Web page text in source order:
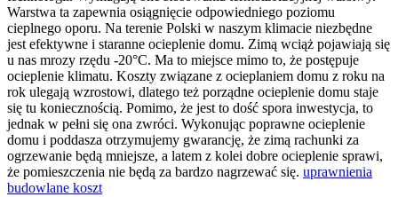
Warstwa ta zapewnia osiągnięcie odpowiedniego poziomu
cieplnego oporu. Na terenie Polski w naszym klimacie niezbędne
jest efektywne i staranne ocieplenie domu. Zimą wciąż pojawiają się
u nas mrozy rzędu -20°C. Ma to miejsce mimo to, że postępuje
ocieplenie klimatu. Koszty związane z ocieplaniem domu z roku na
rok ulegają wzrostowi, dlatego też porządne ocieplenie domu staje
się tu koniecznością. Pomimo, że jest to dość spora inwestycja, to
jednak w pełni się ona zwróci. Wykonując poprawne ocieplenie
domu i poddasza otrzymujemy gwarancję, że zimą rachunki za
ogrzewanie będą mniejsze, a latem z kolei dobre ocieplenie sprawi,
że pomieszczenia nie będą za bardzo nagrzewać się. uprawnienia
budowlane koszt